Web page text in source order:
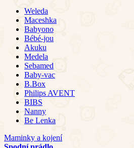
Weleda
Maceshka
Babyono
Bébé-jou
Akuku
Medela
Sebamed
Baby-vac
B.Box
Philips AVENT
BIBS
Nanny
Be Lenka
Maminky a kojení